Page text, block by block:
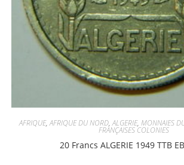
AFRIQUE,AFRIQUE DU NORD,ALGERIE, MONNAIES
FRANÇAISES COLONIES
20 Francs ALGERIE 1949 TTB